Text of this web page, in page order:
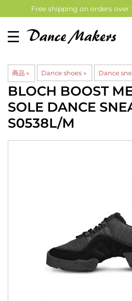
Free shipping on orders over
商品 ‪» Dance shoes ‪» Dance
BLOCH BOOST
SOLE DANCE
S0538L/M